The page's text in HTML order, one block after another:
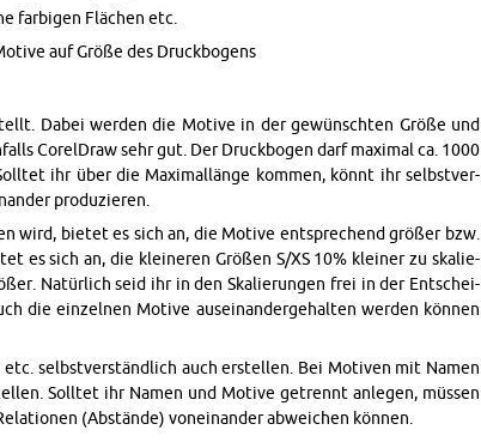
far­bi­gen Flä­chen etc.
auf Größe des Druck­bo­gens
Dabei wer­den die Mo­ti­ve in der ge­wünsch­ten Größe und
Co­rel­D­raw sehr gut. Der Druck­bo­gen darf ma­xi­mal ca. 1000
ihr über die Ma­xi­mal­län­ge kom­men, könnt ihr selbst­ver­
pro­du­zie­ren.
wird, bie­tet es sich an, die Mo­ti­ve ent­spre­chend grö­ßer bzw.
es sich an, die klei­ne­ren Grö­ßen S/XS 10% klei­ner zu ska­lie­
Na­tür­lich seid ihr in den Ska­lie­run­gen frei in der Ent­schei­
die ein­zel­nen Mo­ti­ve aus­ein­an­der­ge­hal­ten wer­den kön­nen
selbst­ver­ständ­lich auch er­stel­len. Bei Mo­ti­ven mit Namen
Soll­tet ihr Namen und Mo­ti­ve ge­trennt an­le­gen, müs­sen
(Ab­stän­de) von­ein­an­der ab­wei­chen kön­nen.